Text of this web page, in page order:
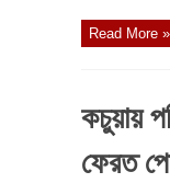
Read More »
কচুয়ায়
ফেরত